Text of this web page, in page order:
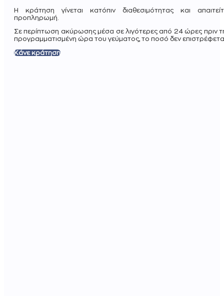
Η κράτηση γίνεται κατόπιν διαθεσιμότητας και
προπληρωμή.
Σε περίπτωση ακύρωσης μέσα σε λιγότερες από 24 ώρες πριν
προγραμματισμένη ώρα του γεύματος, το ποσό δεν
Κάνε κράτηση